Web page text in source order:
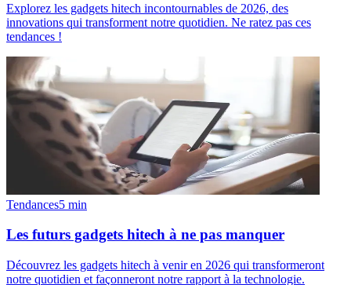
Explorez les gadgets hitech incontournables de 2026, des
innovations qui transforment notre quotidien. Ne ratez pas ces
tendances !
Tendances5 min
Les futurs gadgets hitech à ne pas manquer
Découvrez les gadgets hitech à venir en 2026 qui transformeront
notre quotidien et façonneront notre rapport à la technologie.